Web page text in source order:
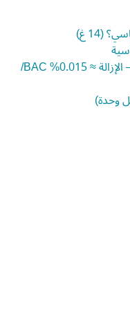
دليل NHTSA SFST (2023) — الإزالة ≈ 0.015% BAC/